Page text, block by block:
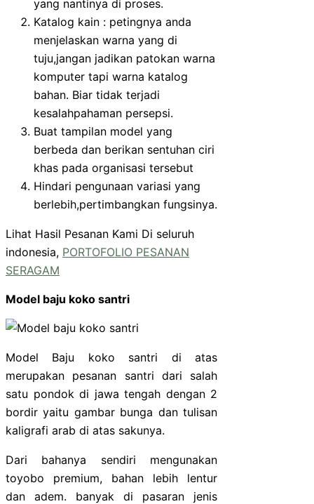
yang nantinya di proses.
Katalog kain : petingnya anda
menjelaskan warna yang di
tuju,jangan jadikan patokan warna
komputer tapi warna katalog
bahan. Biar tidak terjadi
kesalahpahaman persepsi.
Buat tampilan model yang
berbeda dan berikan sentuhan ciri
khas pada organisasi tersebut
Hindari pengunaan variasi yang
berlebih,pertimbangkan fungsinya.
Lihat Hasil Pesanan Kami Di seluruh
indonesia, PORTOFOLIO PESANAN
SERAGAM
Model baju koko santri
Model Baju koko santri di atas
merupakan pesanan santri dari salah
satu pondok di jawa tengah dengan 2
bordir yaitu gambar bunga dan tulisan
kaligrafi arab di atas sakunya.
Dari bahanya sendiri mengunakan
toyobo premium, bahan lebih lentur
dan adem. banyak di pasaran jenis